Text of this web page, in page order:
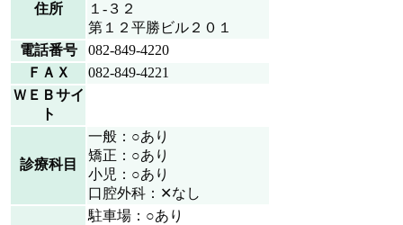
住所
１-３２
第１２平勝ビル２０１
電話番号
082-849-4220
ＦＡＸ
082-849-4221
ＷＥＢサイ
ト
診療科目
一般：○あり
矯正：○あり
小児：○あり
口腔外科：✕なし
駐車場：○あり